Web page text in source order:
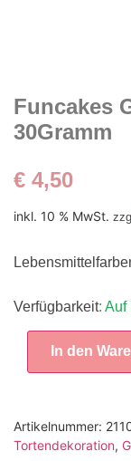
Funcakes
30Gramm
€ 4,50
inkl. 10 % MwSt.
Verfügbarkeit: Auf
In den
Artikelnummer:
Tortendekoration,